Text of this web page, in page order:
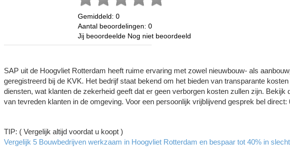
Gemiddeld:0
Aantal beoordelingen:0
Jij beoordeelde Nog niet beoordeeld
SAP uit de Hoogvliet Rotterdam heeft ruime ervaring met zowel nieuwbouw- als
geregistreerd bij de KVK. Het bedrijf staat bekend om het bieden van transparante
diensten, wat klanten de zekerheid geeft dat er geen verborgen kosten zullen zijn. Bekijk
van tevreden klanten in de omgeving. Voor een persoonlijk vrijblijvend gesprek bel direct:
TIP: ( Vergelijk altijd voordat u koopt )
Vergelijk 5 Bouwbedrijven werkzaam in Hoogvliet Rotterdam en bespaar tot 40% in